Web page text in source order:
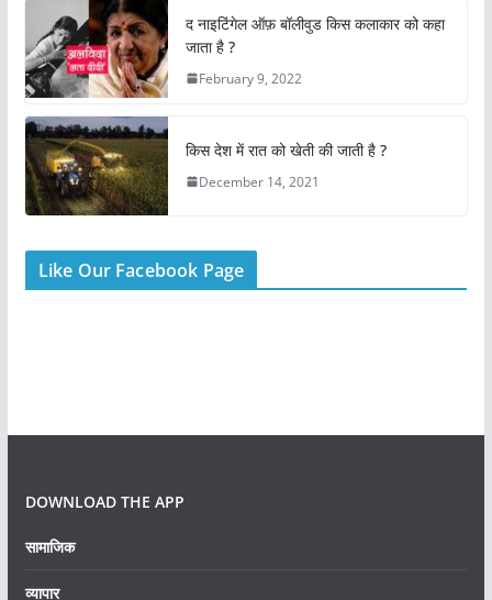
o
k
p
द नाइटिंगेल ऑफ़ बॉलीवुड किस कलाकार को कहा
जाता है ?
February 9, 2022
किस देश में रात को खेती की जाती है ?
December 14, 2021
Like Our Facebook Page
DOWNLOAD THE APP
सामाजिक
व्यापार